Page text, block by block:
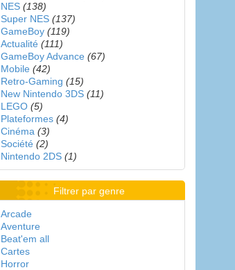
NES (138)
Super NES (137)
GameBoy (119)
Actualité (111)
GameBoy Advance (67)
Mobile (42)
Retro-Gaming (15)
New Nintendo 3DS (11)
LEGO (5)
Plateformes (4)
Cinéma (3)
Société (2)
Nintendo 2DS (1)
Filtrer par genre
Arcade
Aventure
Beat'em all
Cartes
Horror